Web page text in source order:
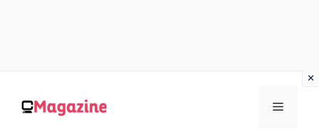
contenuto
MENU